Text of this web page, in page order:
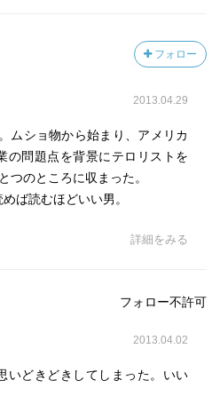
フォロー
2013.04.29
ムショ物から始まり、アメリカ
の問題点を背景にテロリストを
つのところに収まった。
ば読むほどいい男。
詳細をみる
フォロー不許可
2013.04.02
いどきどきしてしまった。いい